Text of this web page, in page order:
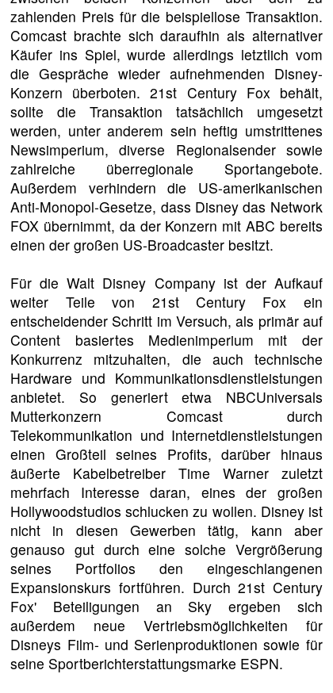
zahlenden Preis für die beispiellose Transaktion.
Comcast brachte sich daraufhin als alternativer
Käufer ins Spiel, wurde allerdings letztlich vom
die Gespräche wieder aufnehmenden Disney-
Konzern überboten. 21st Century Fox behält,
sollte die Transaktion tatsächlich umgesetzt
werden, unter anderem sein heftig umstrittenes
Newsimperium, diverse Regionalsender sowie
zahlreiche überregionale Sportangebote.
Außerdem verhindern die US-amerikanischen
Anti-Monopol-Gesetze, dass Disney das Network
FOX übernimmt, da der Konzern mit ABC bereits
einen der großen US-Broadcaster besitzt.
Für die Walt Disney Company ist der Aufkauf
weiter Teile von 21st Century Fox ein
entscheidender Schritt im Versuch, als primär auf
Content basiertes Medienimperium mit der
Konkurrenz mitzuhalten, die auch technische
Hardware und Kommunikationsdienstleistungen
anbietet. So generiert etwa NBCUniversals
Mutterkonzern Comcast durch
Telekommunikation und Internetdienstleistungen
einen Großteil seines Profits, darüber hinaus
äußerte Kabelbetreiber Time Warner zuletzt
mehrfach Interesse daran, eines der großen
Hollywoodstudios schlucken zu wollen. Disney ist
nicht in diesen Gewerben tätig, kann aber
genauso gut durch eine solche Vergrößerung
seines Portfolios den eingeschlangenen
Expansionskurs fortführen. Durch 21st Century
Fox' Beteiligungen an Sky ergeben sich
außerdem neue Vertriebsmöglichkeiten für
Disneys Film- und Serienproduktionen sowie für
seine Sportberichterstattungsmarke ESPN.